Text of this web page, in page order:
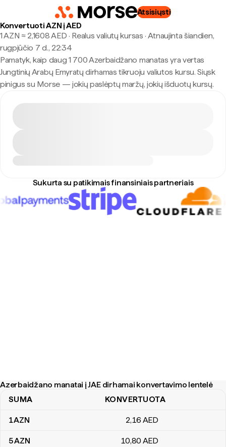
Atsisiųsti
Konvertuoti AZN į AED
1 AZN ≈ 2,1608 AED · Realus valiutų kursas · Atnaujinta šiandien,
rugpjūčio 7 d., 22:34
Pamatyk, kaip daug 1 700 Azerbaidžano manatas yra vertas
Jungtinių Arabų Emyratų dirhamas tikruoju valiutos kursu. Siųsk
pinigus su Morse — jokių paslėptų maržų, jokių išduotų kursų.
Sukurta su patikimais finansiniais partneriais
Azerbaidžano manatai į JAE dirhamai konvertavimo lentelė
Azerbaidžano manatai į JAE dirhamai konvertavimo lentelė
SUMA KONVERTUOTA
1AZN 2,16 AED
5AZN 10,80 AED